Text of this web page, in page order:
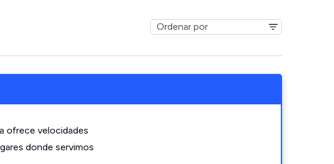
ofrece velocidades
donde servimos